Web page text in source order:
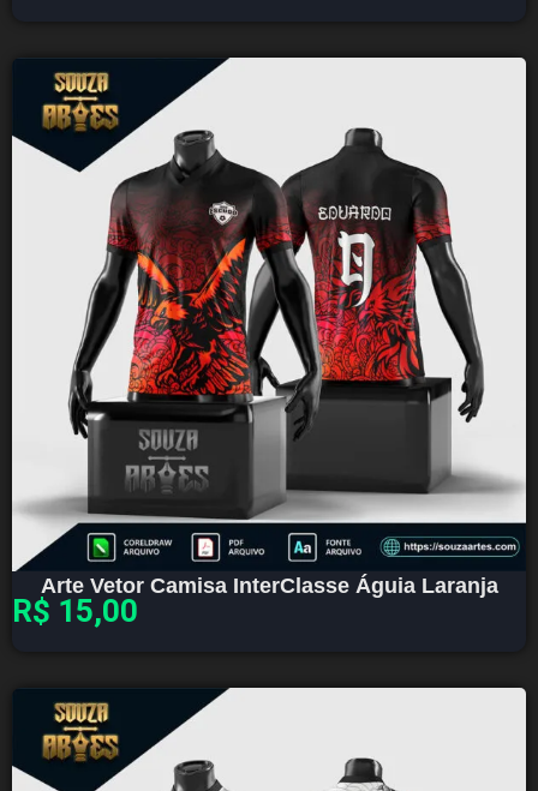
Arte Vetor Camisa InterClasse Águia Laranja
R$ 15,00